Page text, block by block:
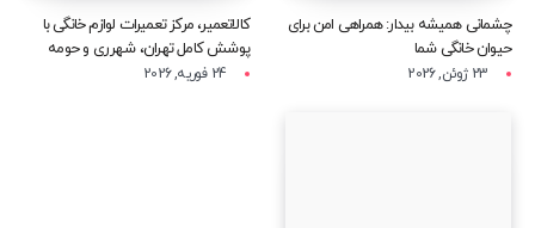
چشمانی همیشه بیدار: همراهی امن برای
حیوان خانگی شما
23 ژوئن, 2026
کالاتعمیر، مرکز تعمیرات لوازم خانگی با
پوشش کامل تهران، شهرری و حومه
24 فوریه, 2026